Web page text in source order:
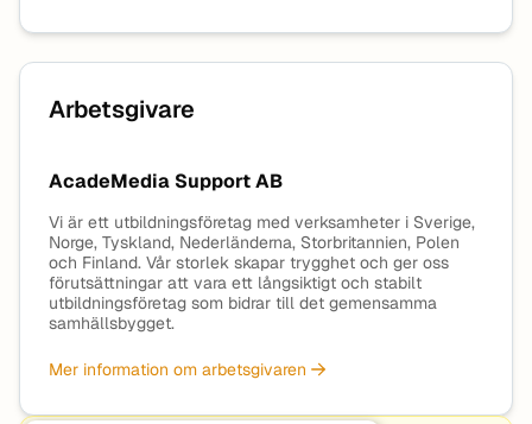
Arbetsgivare
AcadeMedia Support AB
Vi är ett utbildningsföretag med verksamheter i Sverige,
Norge, Tyskland, Nederländerna, Storbritannien, Polen
och Finland. Vår storlek skapar trygghet och ger oss
förutsättningar att vara ett långsiktigt och stabilt
utbildningsföretag som bidrar till det gemensamma
samhällsbygget.
Mer information om arbetsgivaren